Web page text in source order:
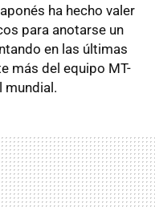
ha hecho valer
para anotarse un
en las últimas
más del equipo MT-
mundial.